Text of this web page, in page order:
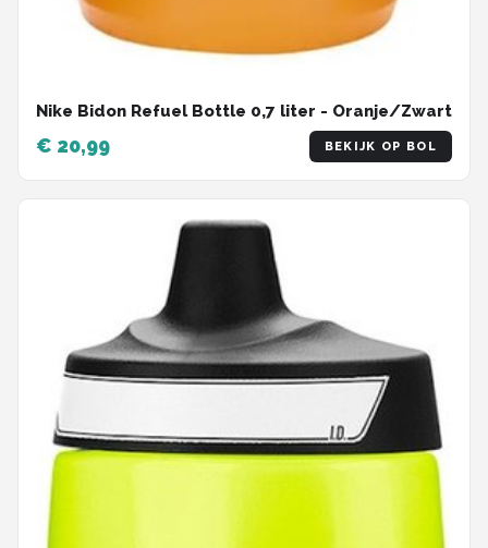
Nike Bidon Refuel Bottle 0,7 liter - Oranje/Zwart
€ 20,99 BEKIJK OP BOL